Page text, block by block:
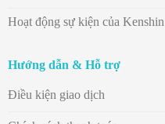
Hoạt động sự kiện của Kenshin
Hướng dẫn & Hỗ trợ
Điều kiện giao dịch